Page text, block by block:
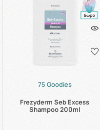
75 Goodies
Frezyderm Seb Excess
Shampoo 200ml